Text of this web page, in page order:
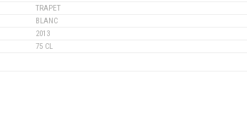
TRAPET
BLANC
2013
75 CL